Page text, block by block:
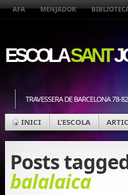
AFA MENJADOR
ESCOLASANT
TRAVESSERA DE BARCELONA 78-
INICI L’ESCOLA
Posts
balalaica